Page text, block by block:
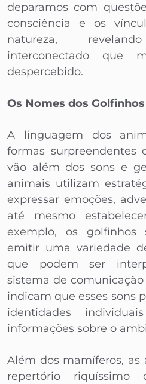
deparamos com
consciência e os
natureza,
interconectado que
despercebido.
Os Nomes dos Golfinhos
A linguagem dos
formas surpreendentes
vão além dos sons e
animais utilizam
expressar emoções,
até mesmo
exemplo, os golfinhos
emitir uma variedade
que podem ser
sistema de
indicam que esses sons
identidades
informações sobre o
Além dos mamíferos, as
repertório riquíssimo